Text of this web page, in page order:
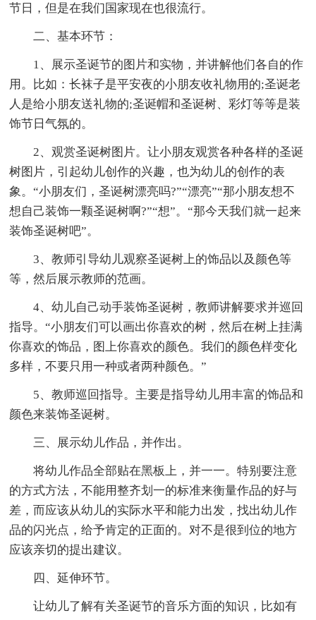
节日，但是在我们国家现在也很流行。
二、基本环节：
1、展示圣诞节的图片和实物，并讲解他们各自的作
用。比如：长袜子是平安夜的小朋友收礼物用的;圣诞老
人是给小朋友送礼物的;圣诞帽和圣诞树、彩灯等等是装
饰节日气氛的。
2、观赏圣诞树图片。让小朋友观赏各种各样的圣诞
树图片，引起幼儿创作的兴趣，也为幼儿的创作的表
象。“小朋友们，圣诞树漂亮吗?”“漂亮”“那小朋友想不
想自己装饰一颗圣诞树啊?”“想”。“那今天我们就一起来
装饰圣诞树吧”。
3、教师引导幼儿观察圣诞树上的饰品以及颜色等
等，然后展示教师的范画。
4、幼儿自己动手装饰圣诞树，教师讲解要求并巡回
指导。“小朋友们可以画出你喜欢的树，然后在树上挂满
你喜欢的饰品，图上你喜欢的颜色。我们的颜色样变化
多样，不要只用一种或者两种颜色。”
5、教师巡回指导。主要是指导幼儿用丰富的饰品和
颜色来装饰圣诞树。
三、展示幼儿作品，并作出。
将幼儿作品全部贴在黑板上，并一一。特别要注意
的方式方法，不能用整齐划一的标准来衡量作品的好与
差，而应该从幼儿的实际水平和能力出发，找出幼儿作
品的闪光点，给予肯定的正面的。对不是很到位的地方
应该亲切的提出建议。
四、延伸环节。
让幼儿了解有关圣诞节的音乐方面的知识，比如有